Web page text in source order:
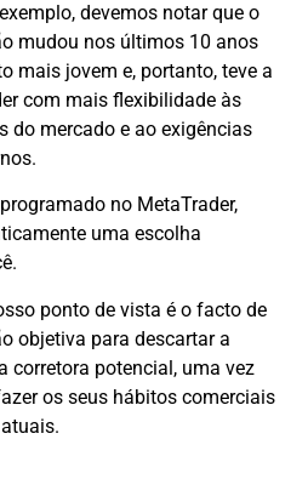
devemos notar que o
mudou nos últimos 10 anos
mais jovem e, portanto, teve a
com mais flexibilidade às
do mercado e ao exigências
no MetaTrader,
uma escolha
ponto de vista é o facto de
objetiva para descartar a
corretora potencial, uma vez
os seus hábitos comerciais